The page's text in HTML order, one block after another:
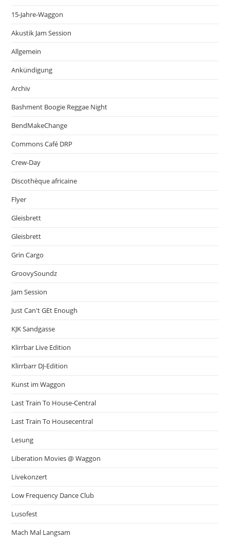
15-Jahre-Waggon
Akustik Jam Session
Allgemein
Ankündigung
Archiv
Bashment Boogie Reggae Night
BendMakeChange
Commons Café DRP
Crew-Day
Discothèque africaine
Flyer
Gleisbrett
Gleisbrett
Grin Cargo
GroovySoundz
Jam Session
Just Can't GEt Enough
KJK Sandgasse
Klirrbar Live Edition
Klirrbarr DJ-Edition
Kunst im Waggon
Last Train To House-Central
Last Train To Housecentral
Lesung
Liberation Movies @ Waggon
Livekonzert
Low Frequency Dance Club
Lusofest
Mach Mal Langsam